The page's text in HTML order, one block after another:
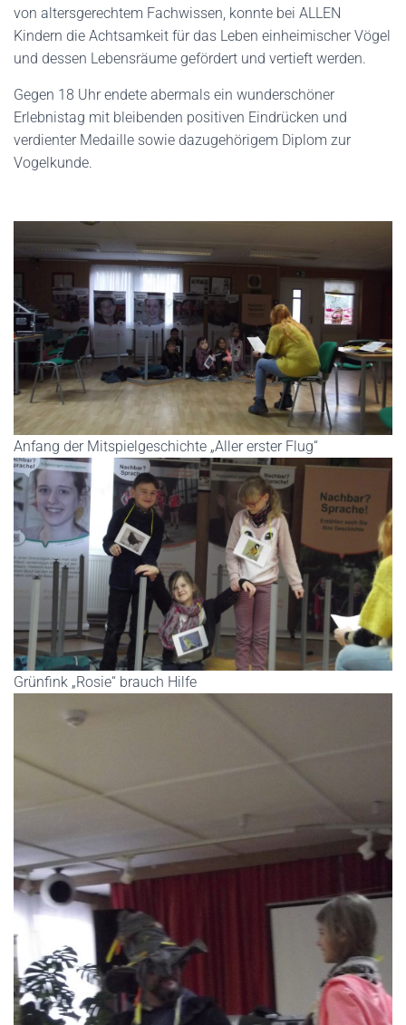
von altersgerechtem Fachwissen, konnte bei ALLEN
Kindern die Achtsamkeit für das Leben einheimischer Vögel
und dessen Lebensräume gefördert und vertieft werden.
Gegen 18 Uhr endete abermals ein wunderschöner
Erlebnistag mit bleibenden positiven Eindrücken und
verdienter Medaille sowie dazugehörigem Diplom zur
Vogelkunde.
Anfang der Mitspielgeschichte „Aller erster Flug“
Grünfink „Rosie“ brauch Hilfe